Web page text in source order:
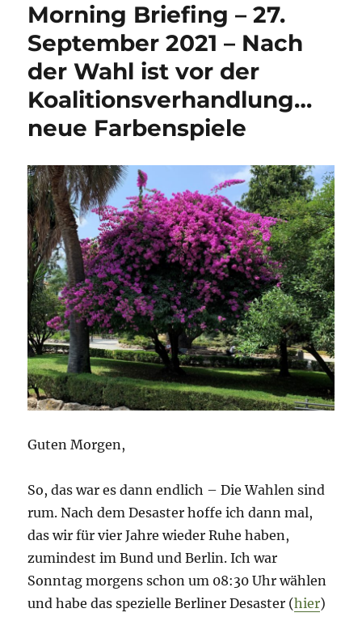
9.
November
2021
–
Cyber
–
„Nadelstichen“
„SuperNovas“…
Morning Briefing – 27.
September 2021 – Nach
der Wahl ist vor der
Koalitionsverhandlung…
neue Farbenspiele
Guten Morgen,
So, das war es dann endlich – Die Wahlen sind
rum. Nach dem Desaster hoffe ich dann mal,
das wir für vier Jahre wieder Ruhe haben,
zumindest im Bund und Berlin. Ich war
Sonntag morgens schon um 08:30 Uhr wählen
und habe das spezielle Berliner Desaster (hier)